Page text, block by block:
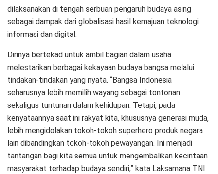
dilaksanakan di tengah serbuan pengaruh budaya asing
sebagai dampak dari globalisasi hasil kemajuan teknologi
informasi dan digital.
Dirinya bertekad untuk ambil bagian dalam usaha
melestarikan berbagai kekayaan budaya bangsa melalui
tindakan-tindakan yang nyata. “Bangsa Indonesia
seharusnya lebih memilih wayang sebagai tontonan
sekaligus tuntunan dalam kehidupan. Tetapi, pada
kenyataannya saat ini rakyat kita, khususnya generasi muda,
lebih mengidolakan tokoh-tokoh superhero produk negara
lain dibandingkan tokoh-tokoh pewayangan. Ini menjadi
tantangan bagi kita semua untuk mengembalikan kecintaan
masyarakat terhadap budaya sendiri,” kata Laksamana TNI